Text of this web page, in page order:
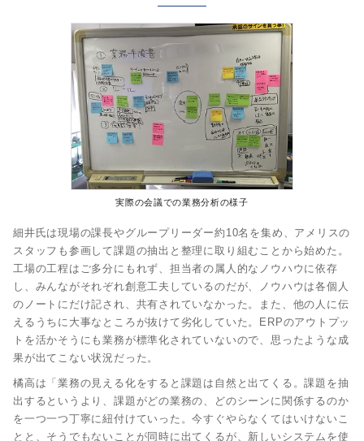
実際の会議での業務分析の様子
細井氏は現場の課長やグループリーダー約10名を集め、アメリスの
スタッフも参画して課題の抽出と整理に取り組むことから始めた。
工場の工程はご多分にもれず、担当者の属人的なノウハウに依存
し、みんながそれぞれ創意工夫しているのだが、ノウハウは各個人
のノートにだけ記され、共有されていなかった。また、他の人に伝
えるうちに大事なところが抜けて劣化していた。ERPのアウトプッ
トを活かそうにも業務が標準化されていないので、思ったような成
果が出てこない状況だった。
橘高は「業務の見える化をすると課題は自然と出てくる。課題を抽
出するというより、課題がどの業務の、どのシーンに関係するのか
を一つ一つ丁寧に紐付けていった。今すぐやらなくてはいけないこ
とと、そうでもないことが同時に出てくるが、新しいシステムを使